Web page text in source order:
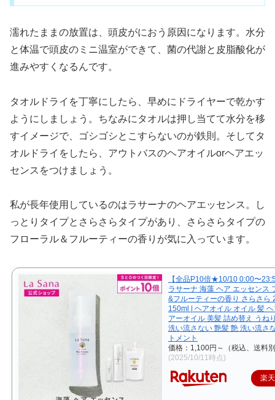
濡れたままの放置は、頭皮がにおう原因になります。水分
と体温で頭皮のミニ温室ができて、菌の代謝と皮脂酸化が
進みやすくなるんです。
タオルドライを丁寧にしたら、早めにドライヤーで乾かす
ようにしましょう。ちなみにタオルは押し当てて水分を移
すイメージで、ゴシゴシとこすらないのが鉄則。そしてタ
オルドライをしたら、アウトバスのヘアオイルorヘアエッ
センスをつけましょう。
私が長年使用しているのはラサーナのヘアエッセンス。し
っとりタイプとさらさらタイプがあり、さらさらタイプの
フローラル＆フルーティーの香りが気に入っています。
【全品P10倍★10/10 0:00〜
ラサーナ 海藻 ヘア エッセンス
&フルーティーの香り さらさら
150ml | ヘアオイル オイル 髪
アーオイル 美髪 詰め替え うね
洗い流さない 艶髪 艶 洗い流さ
トメント
価格：1,100円～（税込、送料
(2025/10/11時点)
楽